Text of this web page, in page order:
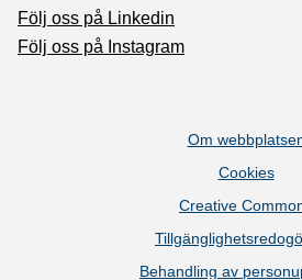
Följ oss på Linkedin
Följ oss på Instagram
Om
Cookies
Creative
Behandling av